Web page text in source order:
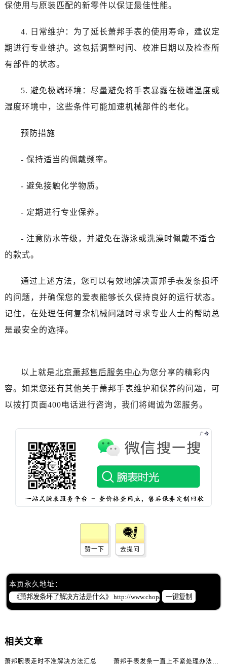
保使用与原装匹配的新零件以保证最佳性能。
4. 日常维护：为了延长萧邦手表的使用寿命，建议定
期进行专业维护。这包括调整时间、校准日期以及检查所
有部件的状态。
5. 避免极端环境：尽量避免将手表暴露在极端温度或
湿度环境中，这些条件可能加速机械部件的老化。
预防措施
- 保持适当的佩戴频率。
- 避免接触化学物质。
- 定期进行专业保养。
- 注意防水等级，并避免在游泳或洗澡时佩戴不适合
的款式。
通过上述方法，您可以有效地解决萧邦手表发条损坏
的问题，并确保您的爱表能够长久保持良好的运行状态。
记住，在处理任何复杂机械问题时寻求专业人士的帮助总
是最安全的选择。
以上就是北京萧邦售后服务中心为您分享的精彩内
容。如果您还有其他关于萧邦手表维护和保养的问题，可
以拨打页面400电话进行咨询，我们将竭诚为您服务。
赞一下 去提问
本页永久地址：
一键复制
相关文章
萧邦腕表走时不准解决方法汇总 萧邦手表发条一直上不紧处理办法推荐